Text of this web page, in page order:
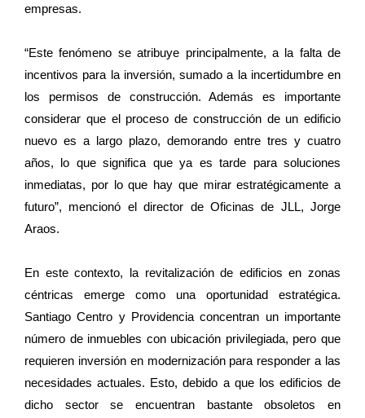
empresas.
“Este fenómeno se atribuye principalmente, a la falta de
incentivos para la inversión, sumado a la incertidumbre en
los permisos de construcción. Además es importante
considerar que el proceso de construcción de un edificio
nuevo es a largo plazo, demorando entre tres y cuatro
años, lo que significa que ya es tarde para soluciones
inmediatas, por lo que hay que mirar estratégicamente a
futuro”, mencionó el director de Oficinas de JLL, Jorge
Araos.
En este contexto, la revitalización de edificios en zonas
céntricas emerge como una oportunidad estratégica.
Santiago Centro y Providencia concentran un importante
número de inmuebles con ubicación privilegiada, pero que
requieren inversión en modernización para responder a las
necesidades actuales. Esto, debido a que los edificios de
dicho sector se encuentran bastante obsoletos en